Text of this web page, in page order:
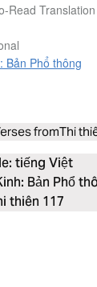
Read Translation
Bản Phổ thông
fromThi
tiếng Việt
Bản Phổ
thiên 117